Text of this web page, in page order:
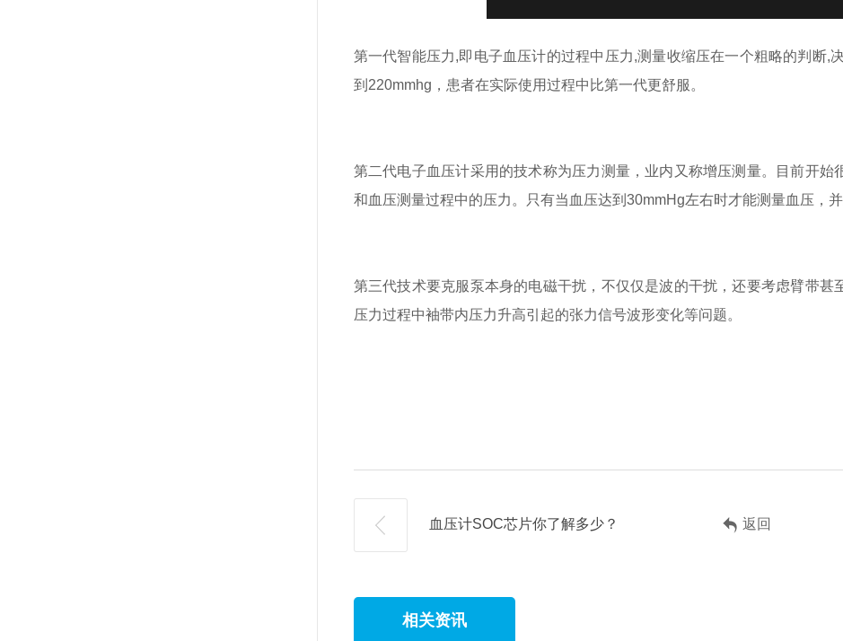
第一代智能压力,即电子血压计的过程中压力,测量收缩压在一个粗略的判断,
到220mmhg，患者在实际使用过程中比第一代更舒服。
第二代电子血压计采用的技术称为压力测量，业内又称增压测量。目前开
和血压测量过程中的压力。只有当血压达到30mmHg左右时才能测量血压，
第三代技术要克服泵本身的电磁干扰，不仅仅是波的干扰，还要考虑臂带
压力过程中袖带内压力升高引起的张力信号波形变化等问题。
血压计SOC芯片你了解多少？ 返回
相关资讯